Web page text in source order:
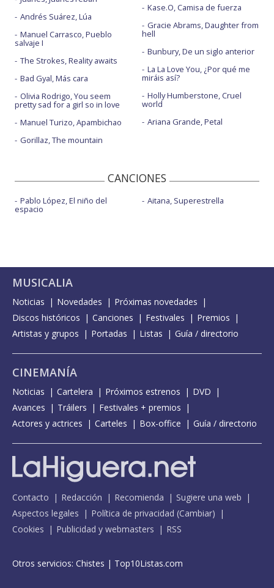
Andrés Suárez, Lúa
Manuel Carrasco, Pueblo
salvaje I
The Strokes, Reality awaits
Bad Gyal, Más cara
Olivia Rodrigo, You seem
pretty sad for a girl so in love
Manuel Turizo, Apambichao
Gorillaz, The mountain
Kase.O, Camisa de fuerza
Gracie Abrams, Daughter from
hell
Bunbury, De un siglo anterior
La La Love You, ¿Por qué me
miráis así?
Holly Humberstone, Cruel
world
Ariana Grande, Petal
CANCIONES
Pablo López, El niño del
espacio
Aitana, Superestrella
MUSICALIA
Noticias Novedades
Próximas novedades
Discos históricos
Canciones Festivales
Premios
Artistas y grupos
Portadas Listas Guía / directorio
CINEMANÍA
Noticias Cartelera Próximos estrenos
DVD
Avances
Tráilers
Festivales + premios
Actores y actrices
Carteles Box-office Guía / directorio
Contacto Redacción Recomienda
Sugiere una web
Aspectos legales
Política de privacidad (Cambiar)
Cookies
Publicidad y webmasters RSS
Otros servicios: Chistes | Top10Listas.com